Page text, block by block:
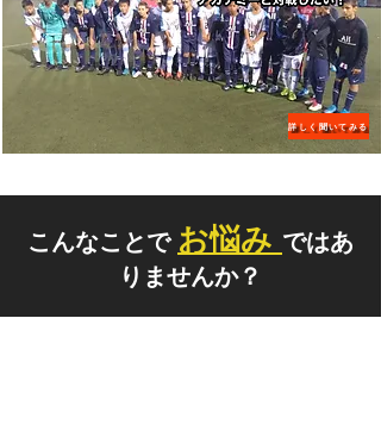
詳しく聞いてみる
​こんなことで お悩み ではあ
りませんか？